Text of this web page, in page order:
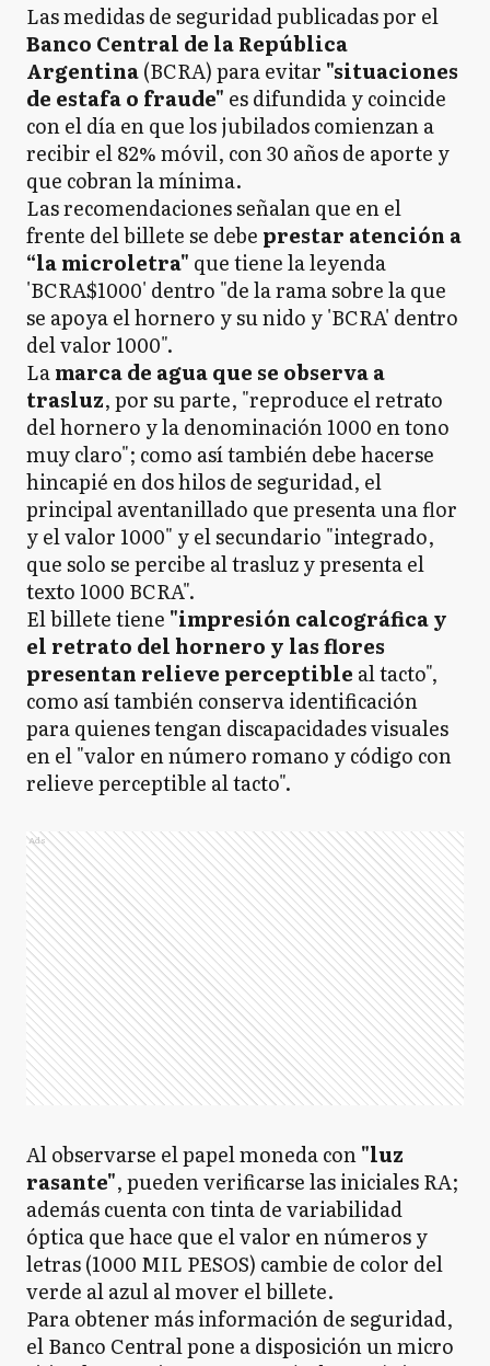
Las medidas de seguridad publicadas por el
Banco Central de la República
Argentina(BCRA) para evitar "situaciones
de estafa o fraude" es difundida y coincide
con el día en que los jubilados comienzan a
recibir el 82% móvil, con 30 años de aporte y
que cobran la mínima.
Las recomendaciones señalan que en el
frente del billete se debe prestar atención a
“la microletra" que tiene la leyenda
'BCRA$1000' dentro "de la rama sobre la que
se apoya el hornero y su nido y 'BCRA' dentro
del valor 1000".
Lamarca de agua que se observa a
trasluz, por su parte, "reproduce el retrato
del hornero y la denominación 1000 en tono
muy claro"; como así también debe hacerse
hincapié en dos hilos de seguridad, el
principal aventanillado que presenta una flor
y el valor 1000" y el secundario "integrado,
que solo se percibe al trasluz y presenta el
texto 1000 BCRA".
El billete tiene "impresión calcográfica y
el retrato del hornero y las flores
presentan relieve perceptible al tacto",
como así también conserva identificación
para quienes tengan discapacidades visuales
en el "valor en número romano y código con
relieve perceptible al tacto".
Ads
Al observarse el papel moneda con"luz
rasante", pueden verificarse las iniciales RA;
además cuenta con tinta de variabilidad
óptica que hace que el valor en números y
letras (1000 MIL PESOS) cambie de color del
verde al azul al mover el billete.
Para obtener más información de seguridad,
el Banco Central pone a disposición un micro